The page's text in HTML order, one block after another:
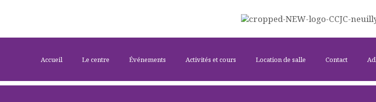
Accueil Le centre Événements Activités et cours Location de salle Contact
Centre Communautaire et culturel de
ACCUEIL
LE CENTRE
ÉVÉNEMENTS
ACTIVITÉS ET